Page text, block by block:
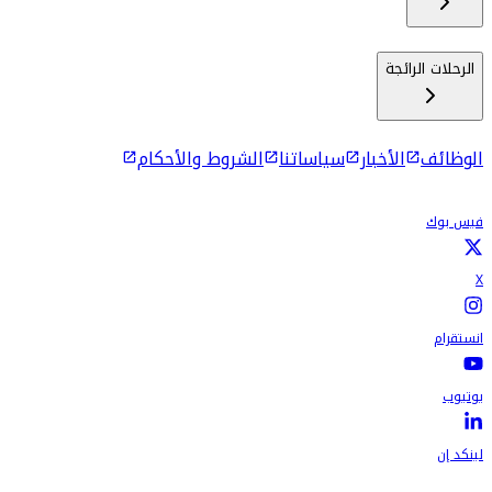
الرحلات الرائجة
الوظائف الأخبار سياساتنا الشروط والأحكام
فيس بوك
X
انستقرام
يوتيوب
لينكد إن